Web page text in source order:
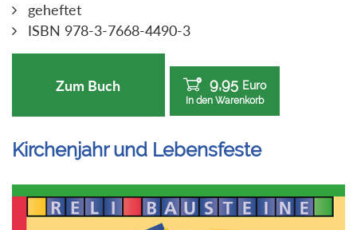
geheftet
ISBN 978-3-7668-4490-3
Zum Buch 9,95 Euro
In den Warenkorb
Kirchenjahr und Lebensfeste